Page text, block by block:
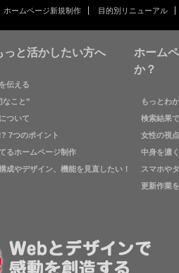
ホームページ新規制作 目的別リニューアル
っと活かしたい方へ
伝える
なこと”
ついて
7つのポイント
るホームページ制作
成やデザイン、機能を見直したい！
ホーム
か？
もっとわ
検索結果
女性の視
中身を濃
スマホや
更新作業